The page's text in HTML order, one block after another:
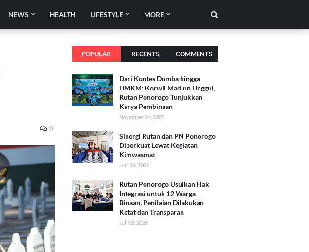
NEWS HEALTH LIFESTYLE MORE
0
POPULAR RECENTS COMMENTS
Dari Kontes Domba hingga
UMKM: Korwil Madiun Unggul,
Rutan Ponorogo Tunjukkan
Karya Pembinaan
November 24, 2025
Sinergi Rutan dan PN Ponorogo
Diperkuat Lewat Kegiatan
Kimwasmat
Juni 26, 2026
Rutan Ponorogo Usulkan Hak
Integrasi untuk 12 Warga
Binaan, Penilaian Dilakukan
Ketat dan Transparan
Juli 08, 2026